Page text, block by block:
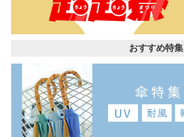
おすすめ特集